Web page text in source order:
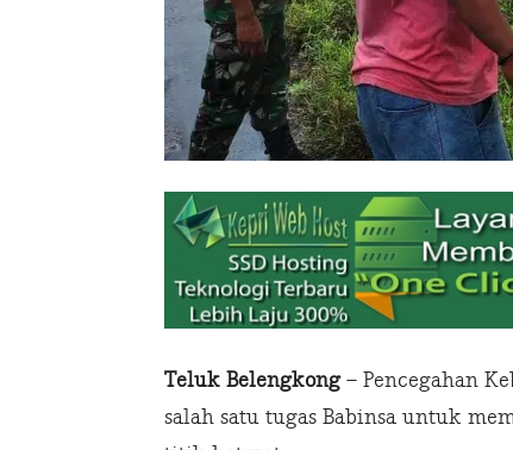
Teluk Belengkong– Pencegahan
salah satu tugas Babinsa untuk